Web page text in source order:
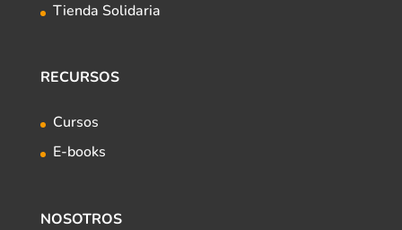
Tienda Solidaria
RECURSOS
Cursos
E-books
NOSOTROS